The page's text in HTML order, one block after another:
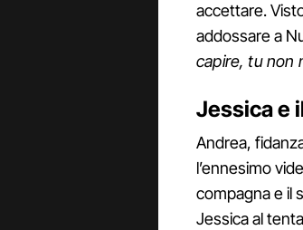
accettare.
addossare a
capire, tu non
Jessica e
Andrea,
l’ennesimo
compagna e il
Jessica al